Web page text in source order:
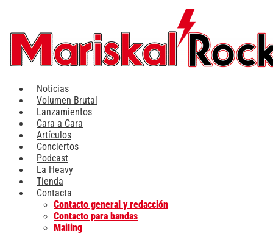
contenido
Noticias
Volumen Brutal
Lanzamientos
Cara a Cara
Artículos
Conciertos
Podcast
La Heavy
Tienda
Contacta
Contacto general y redacción
Contacto para bandas
Mailing